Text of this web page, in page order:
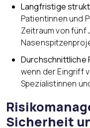
Langfristige
Patientinnen und
Zeitraum von fünf
Durchschnittliche
wenn der Eingriff
Spezialistinnen
Sicherheit